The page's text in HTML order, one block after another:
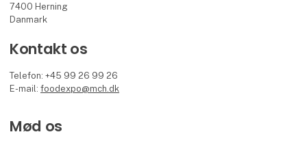
7400 Herning
Danmark
Kontakt os
Telefon: +45 99 26 99 26
E-mail:foodexpo@mch.dk
Mød os